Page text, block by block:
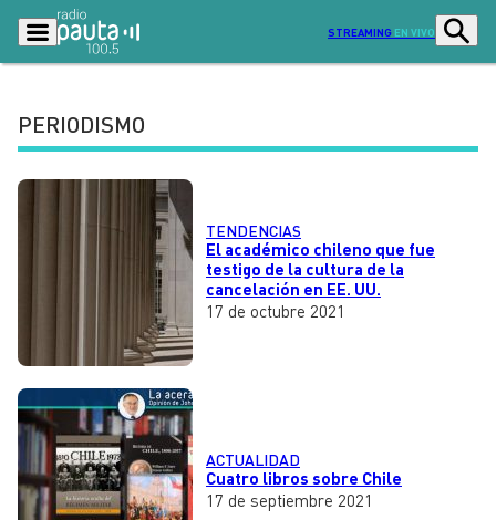
STREAMING EN VIVO
Economía
Radio en vivo Sostenibilidad
Tendencias
Dato en Pauta
Contenido Patrocinado
PERIODISMO
TENDENCIAS
El académico chileno que fue
testigo de la cultura de la
cancelación en EE. UU.
17 de octubre 2021
ACTUALIDAD
Cuatro libros sobre Chile
17 de septiembre 2021